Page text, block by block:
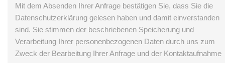
Mit dem Absenden Ihrer Anfrage bestätigen Sie, dass Sie die
Datenschutzerklärung gelesen haben und damit einverstanden
sind. Sie stimmen der beschriebenen Speicherung und
Verarbeitung Ihrer personenbezogenen Daten durch uns zum
Zweck der Bearbeitung Ihrer Anfrage und der Kontaktaufnahme